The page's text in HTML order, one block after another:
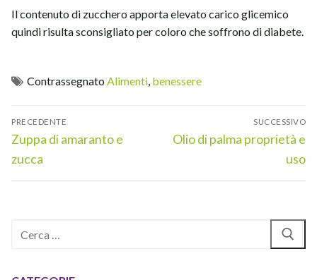
Il contenuto di zucchero apporta elevato carico glicemico
quindi risulta sconsigliato per coloro che soffrono di diabete.
Contrassegnato Alimenti benessere
Navigazione
articoli
PRECEDENTE
Articolo
precedente:
Zuppa di amaranto e
zucca
SUCCESSIVO
Articolo
Olio di palma proprietà e
uso